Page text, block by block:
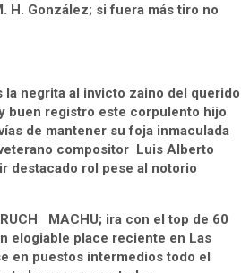
H. González; si fuera más tiro no
la negrita al invicto zaino del querido
buen registro este corpulento hijo
de mantener su foja inmaculada
compositor Luis Alberto
destacado rol pese al notorio
MACHU; ira con el top de 60
elogiable place reciente en Las
en puestos intermedios todo el